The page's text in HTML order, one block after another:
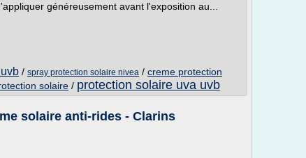
généreusement avant l'exposition au...
/ spray protection solaire nivea / creme protection
solaire / protection solaire uva uvb
solaire anti-rides - Clarins